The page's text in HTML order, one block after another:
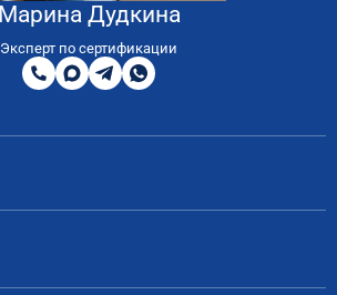
Марина Дудкина
Эксперт по сертификации
8
800
200
51
MAXTelegram
WhatsApp